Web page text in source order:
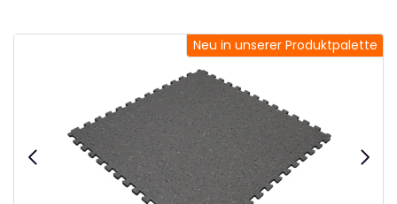
Neu in unserer Produktpalette